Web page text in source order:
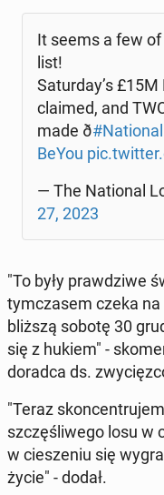
It seems a few
list!
Sa­tur­day’s
claimed, and
made ð
BeY­ou
— The Na­tio­nal
27, 2023
"To były praw­dzi­we
tym­cza­sem czeka
bliż­szą sobotę 30
się z hukiem" -
doradca ds.
"Teraz
szczę­śli­we­go losu w
w cie­sze­niu się
życie" - dodał.